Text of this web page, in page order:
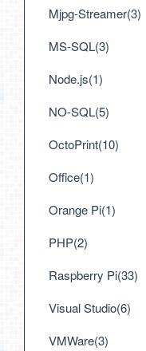
Mjpg-Streamer(3)
MS-SQL(3)
Node.js(1)
NO-SQL(5)
OctoPrint(10)
Office(1)
Orange Pi(1)
PHP(2)
Raspberry Pi(33)
Visual Studio(6)
VMWare(3)